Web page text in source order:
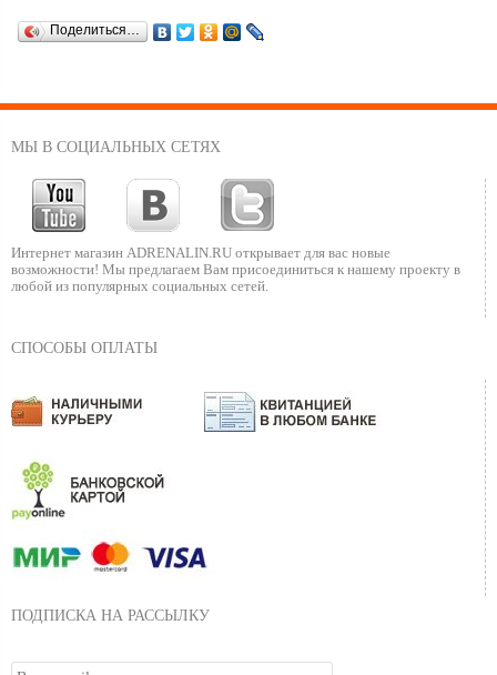
Поделиться…
МЫ В СОЦИАЛЬНЫХ СЕТЯХ
Интернет магазин ADRENALIN.RU открывает для вас новые
возможности! Мы предлагаем Вам присоединиться к нашему проекту в
любой из популярных социальных сетей.
СПОСОБЫ ОПЛАТЫ
ПОДПИСКА НА РАССЫЛКУ